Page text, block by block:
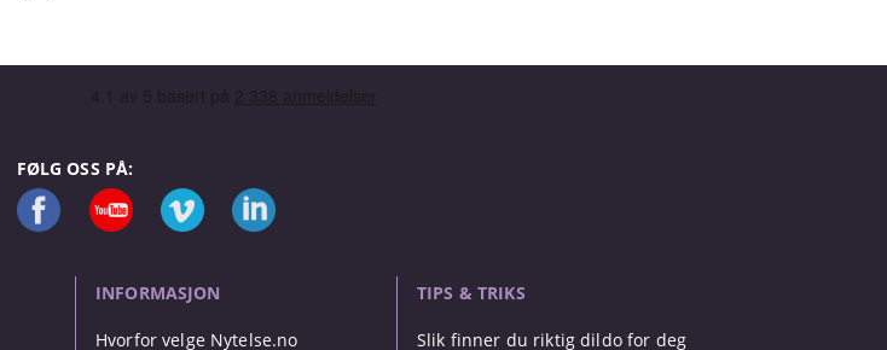
FØLG OSS PÅ:
INFORMASJON
Hvorfor velge Nytelse.no
TIPS & TRIKS
Slik finner du riktig dildo for deg